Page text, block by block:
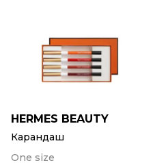
HERMES BEAUTY
Карандаш
One size